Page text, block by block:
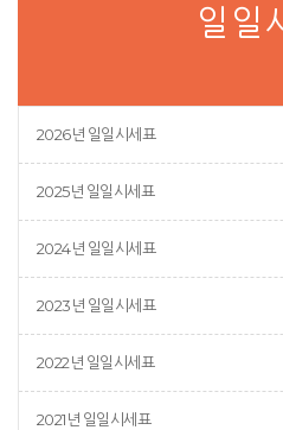
일일
2026년 일일시세표
2025년 일일시세표
2024년 일일시세표
2023년 일일시세표
2022년 일일시세표
2021년 일일시세표